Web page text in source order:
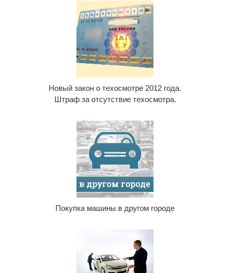
Новый закон о техосмотре 2012 года.
Штраф за отсутствие техосмотра.
Покупка машины в другом городе